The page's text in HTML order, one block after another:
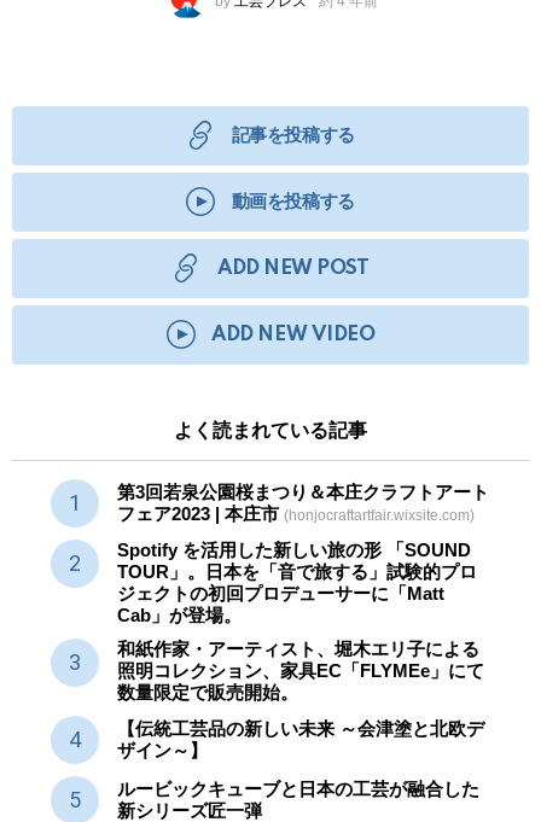
記事を投稿する
動画を投稿する
ADD NEW POST
ADD NEW VIDEO
よく読まれている記事
第3回若泉公園桜まつり＆本庄クラフトアート
フェア2023 | 本庄市 (honjocraftartfair.wixsite.com)
Spotify を活用した新しい旅の形 「SOUND
TOUR」。日本を「音で旅する」試験的プロ
ジェクトの初回プロデューサーに「Matt
Cab」が登場。
和紙作家・アーティスト、堀木エリ子による
照明コレクション、家具EC「FLYMEe」にて
数量限定で販売開始。
【伝統工芸品の新しい未来 ～会津塗と北欧デ
ザイン～】
ルービックキューブと日本の工芸が融合した
新シリーズ匠一弾